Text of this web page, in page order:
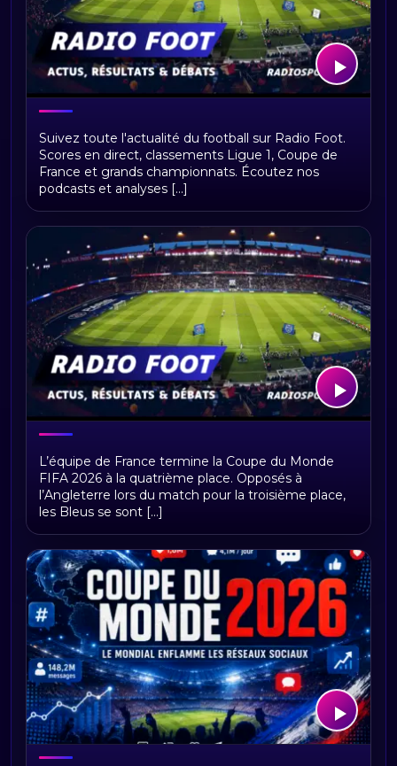
Bienvenue sur Radio Foot !
Suivez toute l'actualité du football sur Radio Foot.
Scores en direct, classements Ligue 1, Coupe de
France et grands championnats. Écoutez nos
podcasts et analyses [...]
France – Angleterre : les Bleus
terminent quatrièmes de la Coupe du
Monde 2026
L’équipe de France termine la Coupe du Monde
FIFA 2026 à la quatrième place. Opposés à
l’Angleterre lors du match pour la troisième place,
les Bleus se sont [...]